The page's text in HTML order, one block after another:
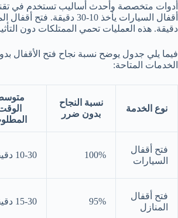
أدوات متخصصة وأحدث أساليب تستخدم في
دقيقة. هذه العمليات تحمي الممتلكات دون
فيما يلي جدول يوضح نسبة نجاح فتح الأقفال
الخدمات المتاحة:
نوع الخدمة
نسبة النجاح
بدون ضرر
فتح أقفال
السيارات
100% 10-30 دقيقة
فتح أقفال
المنازل
95% 15-30 دقيقة